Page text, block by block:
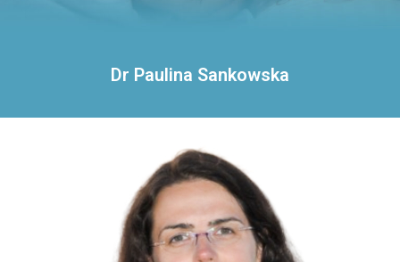
Dr Paulina Sankowska